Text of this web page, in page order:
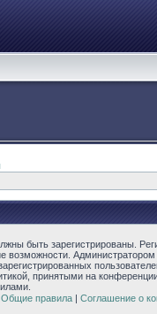
быть зарегистрированы.
возможности.
принятыми на
Общие правила| Соглашение о